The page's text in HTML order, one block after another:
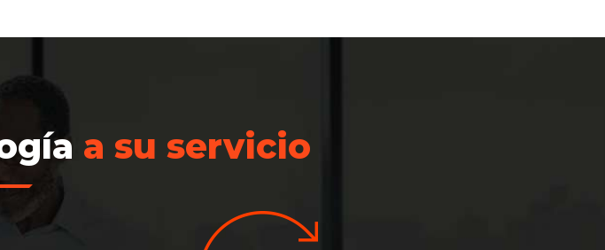
a su servicio